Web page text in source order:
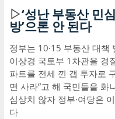
▷‘성난 부동산 민
방’으론 안 된다
정부는 10·15 부동산 대책
이상경 국토부 1차관을 경
파트를 전세 낀 갭 투자로
면 사라”고 해 국민들을 화
심상치 않자 정부·여당은
다